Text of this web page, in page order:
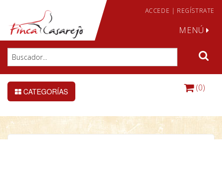
ACCEDE | REGÍSTRATE
MENÚ
CATEGORÍAS (0)